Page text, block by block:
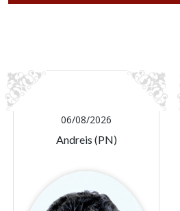
06/08/2026
Andreis (PN)